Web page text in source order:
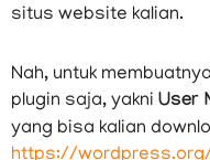
situs website kalian.
Nah, untuk
plugin saja, yakni User
yang bisa kalian
https://